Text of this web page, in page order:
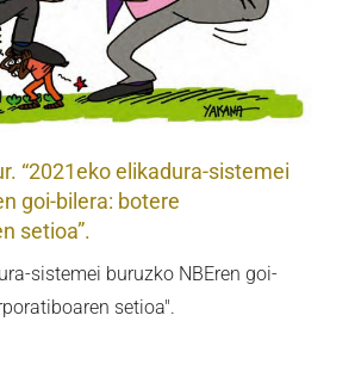
“2021eko elikadura-sistemei
goi-bilera: botere
setioa”.
sistemei buruzko NBEren goi-
setioa".